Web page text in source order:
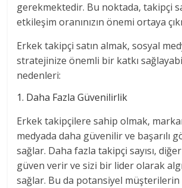
gerekmektedir. Bu noktada, takipçi
etkileşim oranınızın önemi ortaya
Erkek takipçi satın almak, sosyal
stratejinize önemli bir katkı
nedenleri:
1. Daha Fazla Güvenilirlik
Erkek takipçilere sahip olmak,
medyada daha güvenilir ve başarılı
sağlar. Daha fazla takipçi sayısı,
güven verir ve sizi bir lider olarak
sağlar. Bu da potansiyel müşterilerin